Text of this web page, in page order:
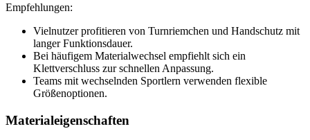
Empfehlungen:
Vielnutzer profitieren von Turnriemchen und Handschutz mit
langer Funktionsdauer.
Bei häufigem Materialwechsel empfiehlt sich ein
Klettverschluss zur schnellen Anpassung.
Teams mit wechselnden Sportlern verwenden flexible
Größenoptionen.
Materialeigenschaften